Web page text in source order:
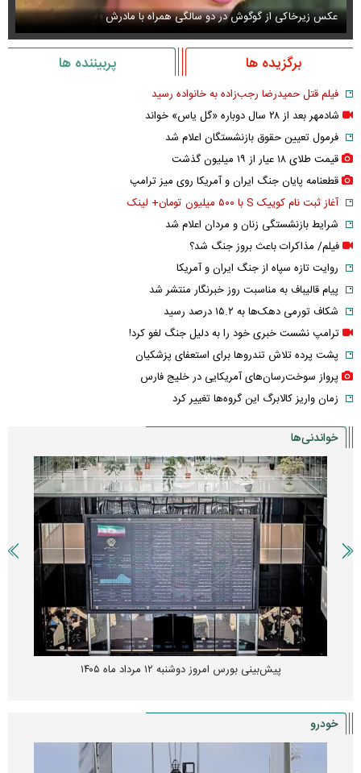
عکس زیرخاکی از گوگوش در دو سالگی همراه با مادرش
برگزیده ها پربیننده ها
فیلم قتل حمیدرضا رجب‌زاده به خانواده رسید
شادمهر بعد از ۲۸ سال دوباره «گل یاس» خواند
فرمول تعیین حقوق بازنشستگان اعلام شد
قیمت طلای ۱۸ عیار از ۱۹ میلیون گذشت
قطعنامه پایان جنگ ایران و آمریکا روی میز ترامپ
آغاز ثبت نام کوییک S با ۵۰۰ میلیون تومان+ لینک
شرایط بازنشستگی زنان و مردان اعلام شد
فیلم/ مذاکرات باعث بروز جنگ شد؟
روایت تازه سپاه از جنگ ایران و آمریکا
پیام قالیباف به مناسبت روز خبرنگار منتشر شد
شکاف تورمی دهک‌ها به ۱۵.۲ درصد رسید
ترامپ نشست خبری خود را به دلیل جنگ لغو کرد!
پشت پرده تلاش تندروها برای استعفای پزشکیان
پرواز سوخت‌رسان‌های آمریکایی در خلیج فارس
زمان واریز کالابرگ این گروه‌ها تغییر کرد
خواندنی‌ها
پیش‌بینی بورس امروز دوشنبه ۱۲ مرداد ماه ۱۴۰۵
خودرو